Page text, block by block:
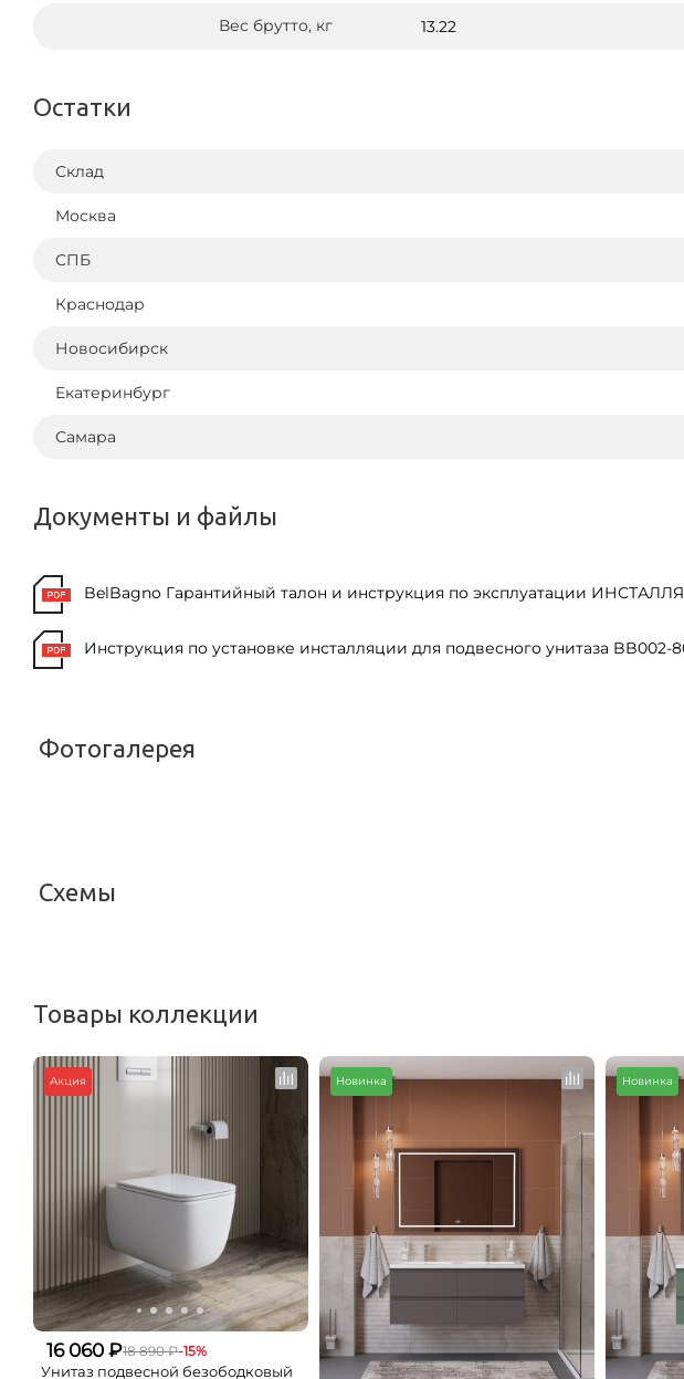
Вес брутто, кг 13.22
Остатки
Склад
Москва
СПБ
Краснодар
Новосибирск
Екатеринбург
Самара
Документы и файлы
BelBagno Гарантийный талон и инструкция по эксплуатации
Инструкция по установке инсталляции для подвесного унитаза BB002-
Фотогалерея
Схемы
Товары коллекции
Акция
16 060 ₽18 890 ₽-15%
Унитаз подвесной безободковый
Новинка Новинка